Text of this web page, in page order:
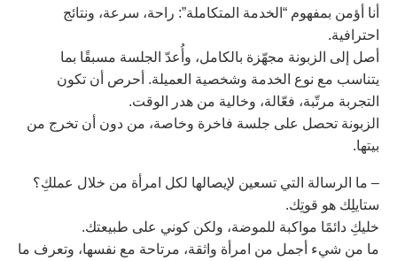
أنا أؤمن بمفهوم “الخدمة المتكاملة”: راحة، سرعة، ونتائج
احترافية.
أصل إلى الزبونة مجهّزة بالكامل، وأُعدّ الجلسة مسبقًا بما
يتناسب مع نوع الخدمة وشخصية العميلة. أحرص أن تكون
التجربة مرتّبة، فعّالة، وخالية من هدر الوقت.
الزبونة تحصل على جلسة فاخرة وخاصة، من دون أن تخرج من
بيتها.
– ما الرسالة التي تسعين لإيصالها لكل امرأة من خلال عملكِ؟
ستايلِك هو قوتِك.
خليكِ دائمًا مواكبة للموضة، ولكن كوني على طبيعتك.
ما من شيء أجمل من امرأة واثقة، مرتاحة مع نفسها، وتعرف ما